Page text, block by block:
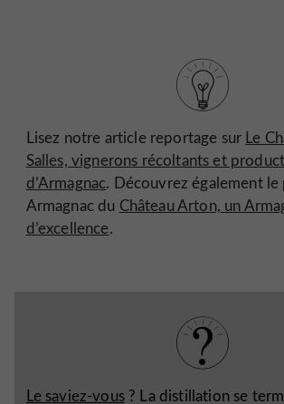
Lisez notre article reportage sur Le
Salles, vignerons récoltants et
d’Armagnac. Découvrez également le
Armagnac du Château Arton, un
d’excellence.
Le saviez-vous? La distillation se